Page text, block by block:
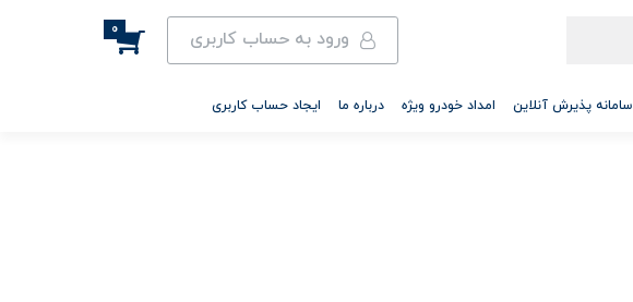
ورود به حساب کاربری 0
سامانه پذیرش آنلاین امداد خودرو ویژه درباره ما ایجاد حساب کاربری